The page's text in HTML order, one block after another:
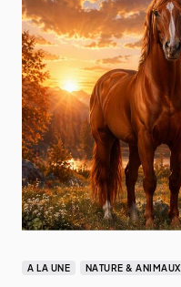
A LA UNE NATURE & ANIMAUX